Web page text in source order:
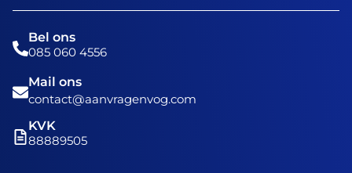
Bel ons
085 060 4556
Mail ons
contact@aanvragenvog.com
KVK
88889505